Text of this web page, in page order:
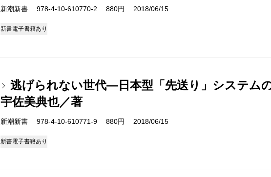
新潮新書 978-4-10-610770-2 880円 2018/06/15
新書電子書籍あり
逃げられない世代―日本型「先送り」システム
宇佐美典也／著
新潮新書 978-4-10-610771-9 880円 2018/06/15
新書電子書籍あり